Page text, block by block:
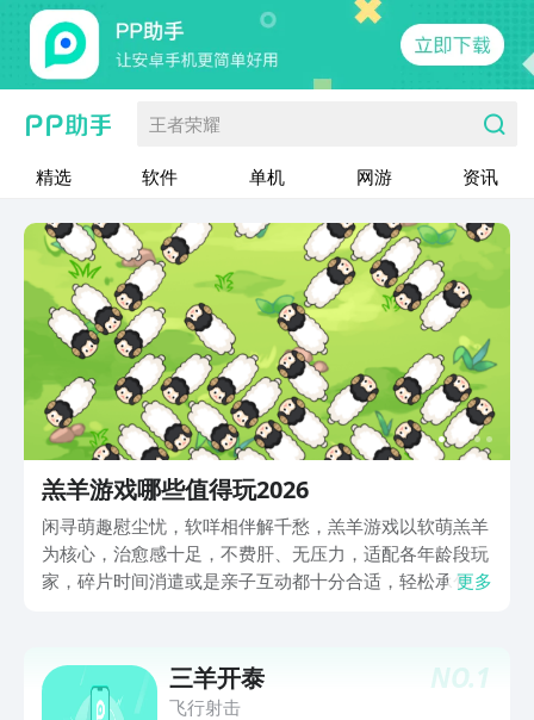
王者荣耀
精选 软件 单机 网游 资讯
羔羊游戏哪些值得玩2026
闲寻萌趣慰尘忧，软咩相伴解千愁，羔羊游戏以软萌羔羊
为核心，治愈感十足，不费肝、无压力，适配各年龄段玩
家，碎片时间消遣或是亲子互动都十分合适，轻松承包你
台有保障，1元入会享特权，专属礼包领不停。
更多
NO.1
三羊开泰
飞行射击